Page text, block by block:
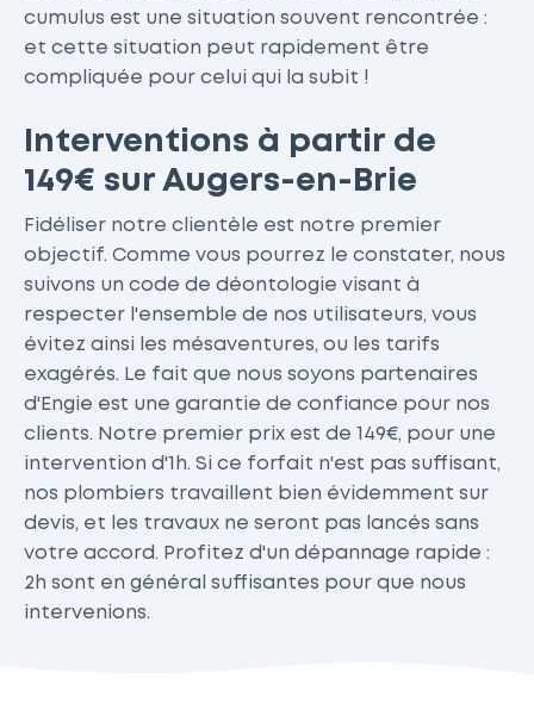
cumulus est une situation souvent rencontrée :
et cette situation peut rapidement être
compliquée pour celui qui la subit !
Interventions à partir de
149€ sur Augers-en-Brie
Fidéliser notre clientèle est notre premier
objectif. Comme vous pourrez le constater, nous
suivons un code de déontologie visant à
respecter l'ensemble de nos utilisateurs, vous
évitez ainsi les mésaventures, ou les tarifs
exagérés. Le fait que nous soyons partenaires
d'Engie est une garantie de confiance pour nos
clients. Notre premier prix est de 149€, pour une
intervention d'1h. Si ce forfait n'est pas suffisant,
nos plombiers travaillent bien évidemment sur
devis, et les travaux ne seront pas lancés sans
votre accord. Profitez d'un dépannage rapide :
2h sont en général suffisantes pour que nous
intervenions.